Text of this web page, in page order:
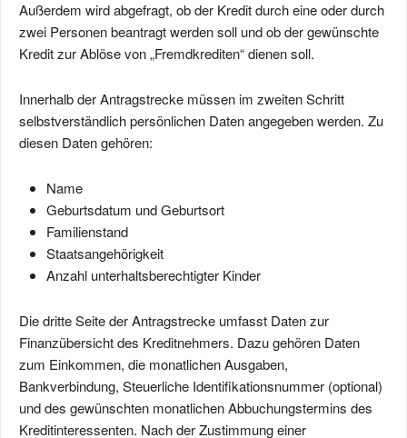
Außerdem wird abgefragt, ob der Kredit durch eine oder durch
zwei Personen beantragt werden soll und ob der gewünschte
Kredit zur Ablöse von „Fremdkrediten“ dienen soll.
Innerhalb der Antragstrecke müssen im zweiten Schritt
selbstverständlich persönlichen Daten angegeben werden. Zu
diesen Daten gehören:
Name
Geburtsdatum und Geburtsort
Familienstand
Staatsangehörigkeit
Anzahl unterhaltsberechtigter Kinder
Die dritte Seite der Antragstrecke umfasst Daten zur
Finanzübersicht des Kreditnehmers. Dazu gehören Daten
zum Einkommen, die monatlichen Ausgaben,
Bankverbindung, Steuerliche Identifikations­nummer (optional)
und des gewünschten monatlichen Abbuchungstermins des
Kreditinteressenten. Nach der Zustimmung einer